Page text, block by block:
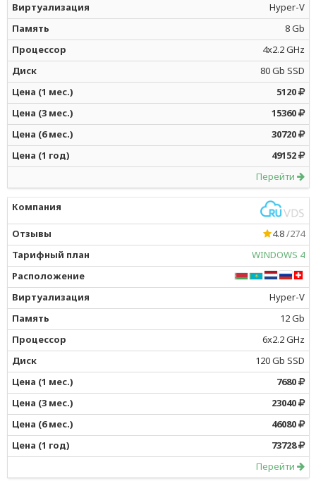
Hyper-V
8 Gb
4x2.2 GHz
80 Gb SSD
5120
15360
30720
49152
Перейти
4.8/274
WINDOWS 4
Hyper-V
12 Gb
6x2.2 GHz
120 Gb SSD
7680
23040
46080
73728
Перейти